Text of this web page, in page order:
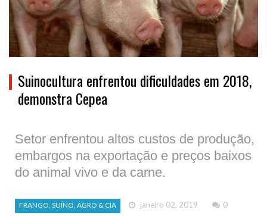
Suinocultura enfrentou dificuldades em 2018,
demonstra Cepea
Setor enfrentou altos custos de produção,
embargos na exportação e preços baixos
do animal vivo e da carne.
FRANGO, SUÍNO, AGRO & CIA janeiro 02, 2019 0